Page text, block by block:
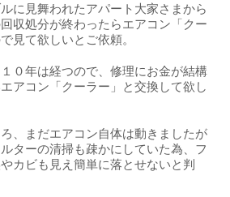
に見舞われたアパート大家さまから
収処分が終わったらエアコン「クー
見て欲しいとご依頼。
０年は経つので、修理にお金が結構
アコン「クーラー」と交換して欲し
、まだエアコン自体は動きましたが
ターの清掃も疎かにしていた為、フ
カビも見え簡単に落とせないと判